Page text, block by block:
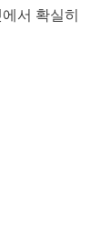
서 확실히